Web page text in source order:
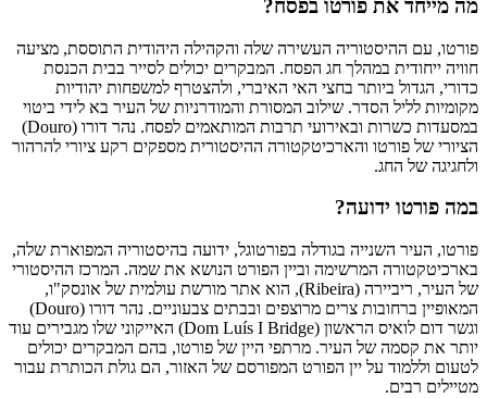
מה מייחד את פורטו בפסח?
פורטו, עם ההיסטוריה העשירה שלה והקהילה היהודית התוססת, מציעה
חוויה ייחודית במהלך חג הפסח. המבקרים יכולים לסייר בבית הכנסת
כדורי, הגדול ביותר בחצי האי האיברי, ולהצטרף למשפחות יהודיות
מקומיות לליל הסדר. שילוב המסורת והמודרניות של העיר בא לידי ביטוי
במסעדות כשרות ובאירועי תרבות המותאמים לפסח. נהר דורו (Douro)
הציורי של פורטו והארכיטקטורה ההיסטורית מספקים רקע ציורי להרהור
ולחגיגה של החג.
במה פורטו ידועה?
פורטו, העיר השנייה בגודלה בפורטוגל, ידועה בהיסטוריה המפוארת שלה,
בארכיטקטורה המרשימה וביין הפורט הנושא את שמה. המרכז ההיסטורי
של העיר, ריביירה (Ribeira), הוא אתר מורשת עולמית של אונסק"ו,
המאופיין ברחובות צרים מרוצפים ובבתים צבעוניים. נהר דורו (Douro)
וגשר דום לואיס הראשון (Dom Luís I Bridge) האייקוני שלו מגבירים עוד
יותר את קסמה של העיר. מרתפי היין של פורטו, בהם המבקרים יכולים
לטעום וללמוד על יין הפורט המפורסם של האזור, הם גולת הכותרת עבור
מטיילים רבים.